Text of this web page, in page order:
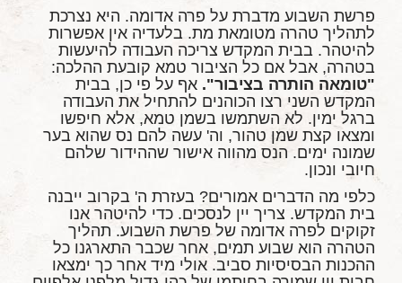
פרשת השבוע מדברת על פרה אדומה. היא נצרכת
לתהליך טהרה מטומאת מת. בלעדיה אין אפשרות
להיטהר. בבית המקדש צריכה העבודה להיעשות
בטהרה, אבל אם כל הציבור טמא קובעת ההלכה:
"טומאה הותרה בציבור". אף על פי כן, בבית
המקדש השני רצו הכוהנים להתחיל את העבודה
ברגל ימין. לא השתמשו בשמן טמא, אלא חיפשו
ומצאו קצת שמן טהור, וה' עשה להם נס שהוא בער
שמונה ימים. הנס מהווה אישור שההידור שלהם
חיובי ונכון.
כלפי מה הדברים אמורים? בעזרת ה' בקרוב ייבנה
בית המקדש. צריך יין לנסכים. כדי להיטהר אנו
זקוקים לפרה אדומה של פרשת השבוע. תהליך
הטהרה הוא שבוע תמים, אחר שכבר התארגנו כל
ההכנות הבסיסיות סביב. אולי מיד אחר כך ימצאו